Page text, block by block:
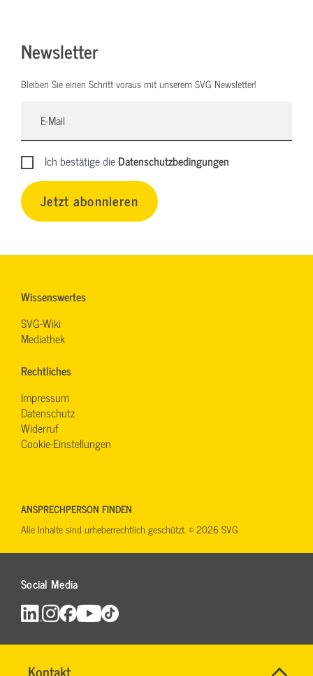
Name*
Newsletter
Bleiben Sie einen Schritt voraus mit unserem SVG Newsletter!
Ich bestätige dieDatenschutzbedingungen
Jetzt abonnieren
Wissenswertes
SVG-Wiki
Mediathek
Rechtliches
Impressum
Datenschutz
Widerruf
Cookie-Einstellungen
Social Media
ANSPRECHPERSON FINDEN
Alle Inhalte sind urheberrechtlich geschützt. © 2026 SVG